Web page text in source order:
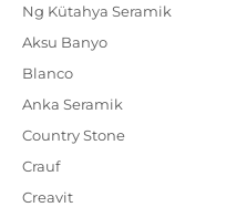
Ng Kütahya Seramik
Aksu Banyo
Blanco
Anka Seramik
Country Stone
Crauf
Creavit